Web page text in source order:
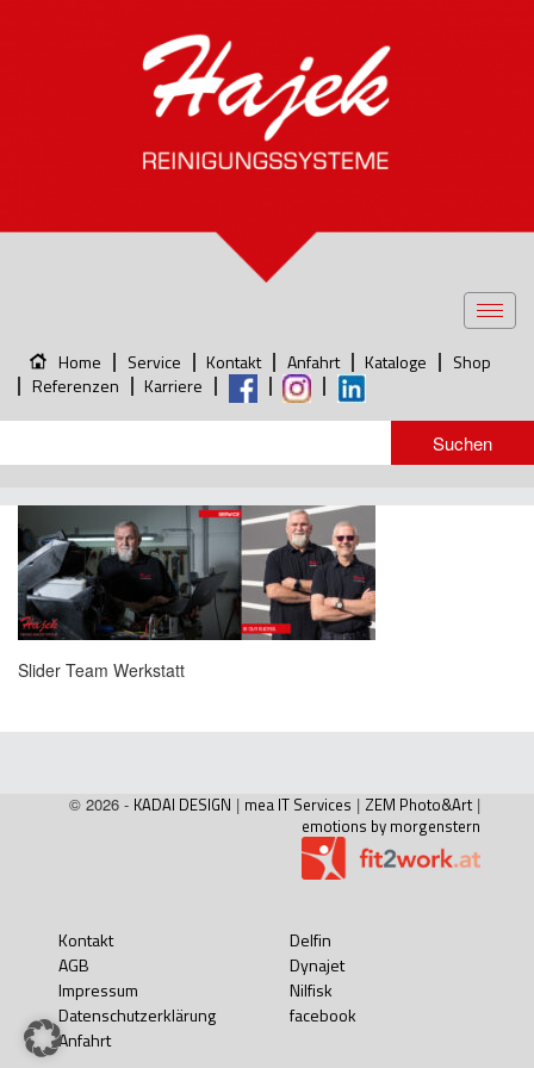
Home Service Kontakt Anfahrt Kataloge
Shop
Referenzen
Karriere
Slider Team Werkstatt
© 2026 - KADAI DESIGN | mea IT Services | ZEM Photo&Art |
emotions by morgenstern
Kontakt
AGB
Impressum
Datenschutzerklärung
Anfahrt
Delfin
Dynajet
Nilfisk
facebook